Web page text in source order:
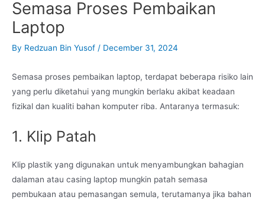
Semasa Proses Pembaikan
Laptop
By Redzuan Bin Yusof / December 31, 2024
Semasa proses pembaikan laptop, terdapat beberapa risiko lain
yang perlu diketahui yang mungkin berlaku akibat keadaan
fizikal dan kualiti bahan komputer riba. Antaranya termasuk:
1. Klip Patah
Klip plastik yang digunakan untuk menyambungkan bahagian
dalaman atau casing laptop mungkin patah semasa
pembukaan atau pemasangan semula, terutamanya jika bahan